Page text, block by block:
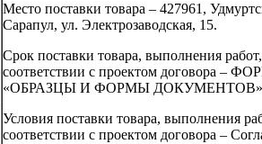
Место поставки товара – 427961,
Сарапул, ул. Электрозаводская, 15.
Срок поставки товара, выполнения
соответствии с проектом договора –
«ОБРАЗЦЫ И ФОРМЫ ДОКУМЕНТОВ».
Условия поставки товара, выполнения
соответствии с проектом договора –